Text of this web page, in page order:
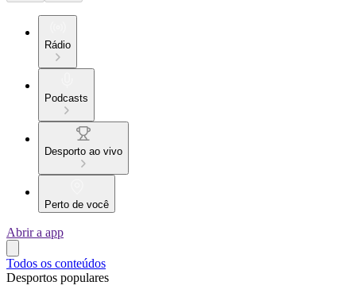
Rádio
Podcasts
Desporto ao vivo
Perto de você
Abrir a app
Todos os conteúdos
Desportos populares